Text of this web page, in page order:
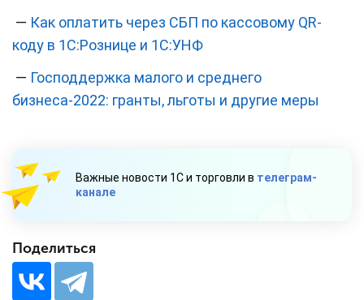
— Как оплатить через СБП по кассовому QR-
коду в 1С:Рознице и 1С:УНФ
— Господдержка малого и среднего
бизнеса-2022: гранты, льготы и другие меры
Важные новости 1С и торговли в телеграм-
канале
Поделиться